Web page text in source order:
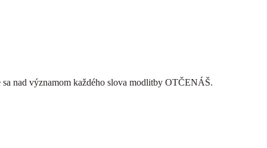
sa nad významom každého slova modlitby OTČENÁŠ.